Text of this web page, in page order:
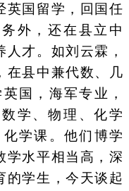
英国留学，回国任
外，还在县立中
才。如刘云霖，
在县中兼代数、几
国，海军专业，
学、物理、化学
学课。他们博学
学水平相当高，深
的学生，今天谈起